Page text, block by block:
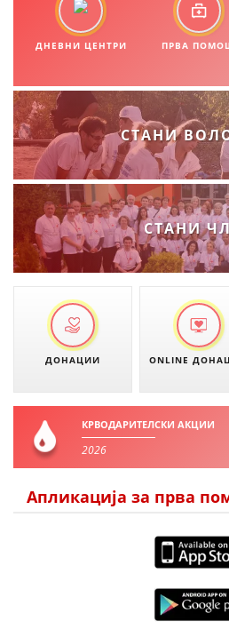
ФОРМУЛАРИ ЗА
ЗДРАВСТВЕНО
ПРВА ПОМОШ
ИНФОРМАЦИИ ЗА
УСЛУГИ
ЗА НАС
ДЕЈСТВУВАЊЕ
ПОСТЕРИ
ДНЕВНИ ЦЕНТРИ ПРВА
СТАНИ
СТАНИ
ДОНАЦИИ ONLINE
КРВОДАРИТЕЛСКИ АКЦИИ
2026
Апликација за прва